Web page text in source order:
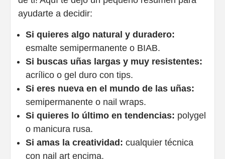
ayudarte a decidir:
Si quieres algo natural y duradero:
esmalte semipermanente o BIAB.
Si buscas uñas largas y muy resistentes:
acrílico o gel duro con tips.
Si eres nueva en el mundo de las uñas:
semipermanente o nail wraps.
Si quieres lo último en tendencias: polygel
o manicura rusa.
Si amas la creatividad: cualquier técnica
con nail art encima.